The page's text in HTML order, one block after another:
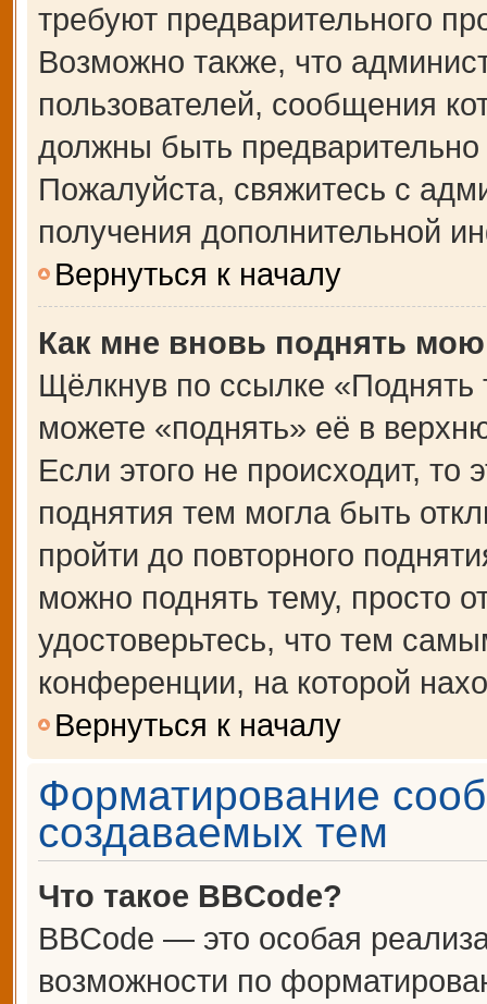
требуют предварительного
Возможно также, что
пользователей, сообщения
должны быть
Пожалуйста, свяжитесь с
получения дополнительной
Вернуться к началу
Как мне вновь поднять
Щёлкнув по ссылке
можете «поднять» её в
Если этого не происходит, то
поднятия тем могла быть
пройти до повторного
можно поднять тему, просто
удостоверьтесь, что тем
конференции, на которой
Вернуться к началу
Форматирование
создаваемых тем
Что такое BBCode?
BBCode — это особая
возможности по